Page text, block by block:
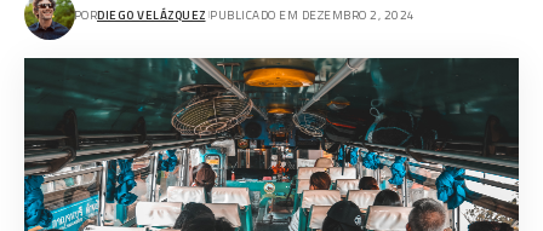
PORDIEGO VELÁZQUEZ PUBLICADO EM DEZEMBRO 2, 2024